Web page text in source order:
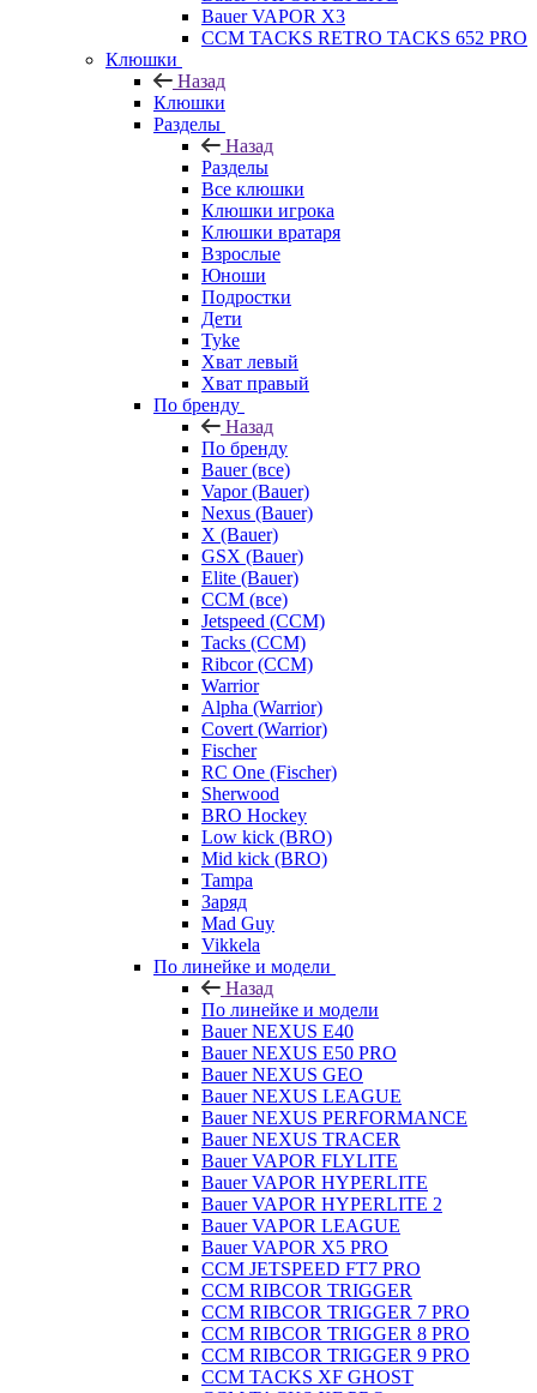
Bauer VAPOR X3
CCM TACKS RETRO TACKS 652 PRO
Клюшки
Назад
Клюшки
Разделы
Назад
Разделы
Все клюшки
Клюшки игрока
Клюшки вратаря
Взрослые
Юноши
Подростки
Дети
Tyke
Хват левый
Хват правый
По бренду
Назад
По бренду
Bauer (все)
Vapor (Bauer)
Nexus (Bauer)
X (Bauer)
GSX (Bauer)
Elite (Bauer)
CCM (все)
Jetspeed (CCM)
Tacks (CCM)
Ribcor (CCM)
Warrior
Alpha (Warrior)
Covert (Warrior)
Fischer
RC One (Fischer)
Sherwood
BRO Hockey
Low kick (BRO)
Mid kick (BRO)
Tampa
Заряд
Mad Guy
Vikkela
По линейке и модели
Назад
По линейке и модели
Bauer NEXUS E40
Bauer NEXUS E50 PRO
Bauer NEXUS GEO
Bauer NEXUS LEAGUE
Bauer NEXUS PERFORMANCE
Bauer NEXUS TRACER
Bauer VAPOR FLYLITE
Bauer VAPOR HYPERLITE
Bauer VAPOR HYPERLITE 2
Bauer VAPOR LEAGUE
Bauer VAPOR X5 PRO
CCM JETSPEED FT7 PRO
CCM RIBCOR TRIGGER
CCM RIBCOR TRIGGER 7 PRO
CCM RIBCOR TRIGGER 8 PRO
CCM RIBCOR TRIGGER 9 PRO
CCM TACKS XF GHOST